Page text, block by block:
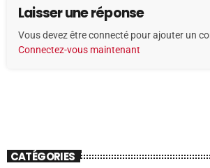
Laisser une réponse
Vous devez être connecté pour ajouter un
Connectez-vous maintenant
CATÉGORIES